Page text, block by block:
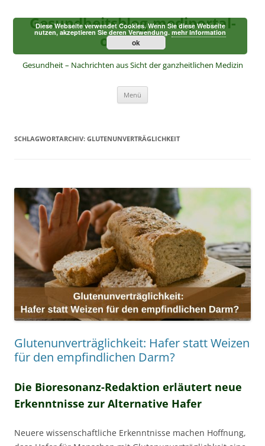
springen
Gesundheitsblog-mediportal-
online.de
Gesundheit – Nachrichten aus Sicht der ganzheitlichen Medizin
Menü
SCHLAGWORTARCHIV: GLUTENUNVERTRÄGLICHKEIT
Glutenunverträglichkeit: Hafer statt Weizen
für den empfindlichen Darm?
Die Bioresonanz-Redaktion erläutert neue
Erkenntnisse zur Alternative Hafer
Neuere wissenschaftliche Erkenntnisse machen Hoffnung,
Diese Webseite verwendet Cookies. Wenn Sie diese Webseite
nutzen, akzeptieren Sie deren Verwendung.mehr Information
ok